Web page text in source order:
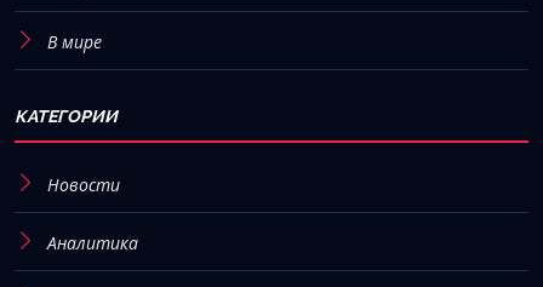
В мире
КАТЕГОРИИ
Новости
Аналитика